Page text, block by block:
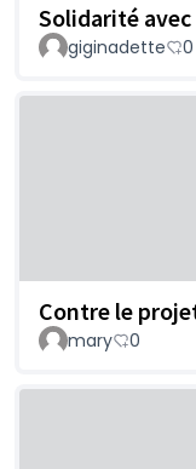
Solidarité
giginadette 0
Contre le
mary 0